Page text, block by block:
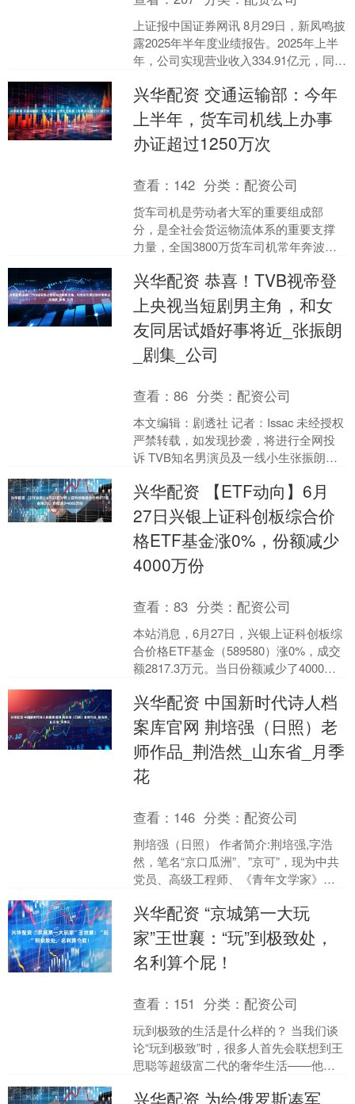
上证报中国证券网讯 8月29日，新凤鸣披
露2025年半年度业绩报告。2025年上半
年，公司实现营业收入334.91亿元，同比
兴华配资 交通运输部：今年
上半年，货车司机线上办事
办证超过1250万次
查看： 142 分类：配资公司
货车司机是劳动者大军的重要组成部
分，是全社会货运物流体系的重要支撑
力量，全国3800万货车司机常年奔波在
生活作出了积极贡献。 ....
兴华配资 恭喜！TVB视帝登
上央视当短剧男主角，和女
友同居试婚好事将近_张振朗
_剧集_公司
查看：86 分类：配资公司
本文编辑：剧透社 记者：Issac 未经授权
严禁转载，如发现抄袭，将进行全网投
诉 TVB知名男演员及一线小生张振朗，
夺得视帝，....
兴华配资 【ETF动向】6月
27日兴银上证科创板综合价
格ETF基金涨0%，份额减少
4000万份
查看：83 分类：配资公司
本站消息，6月27日，兴银上证科创板综
合价格ETF基金（589580）涨0%，成交
额2817.3万元。当日份额减少了4000万
兴华配资 中国新时代诗人档
案库官网 荆培强（日照）老
师作品_荆浩然_山东省_月季
花
查看： 146 分类：配资公司
荆培强（日照） 作者简介:荆培强,字浩
然，笔名“京口瓜洲”、”京可”，现为中共
党员、高级工程师、《青年文学家》理
会会员、中华诗....
兴华配资 “京城第一大玩
家”王世襄：“玩”到极致处，
名利算个屁！
查看： 151 分类：配资公司
玩到极致的生活是什么样的？ 当我们谈
论“玩到极致”时，很多人首先会联想到王
思聪等超级富二代的奢华生活——他们
多的是对欲望的纵容....
兴华配资 为给俄罗斯凑军